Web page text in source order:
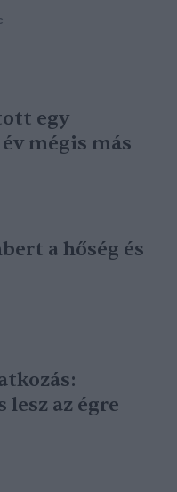
egy
mégis más
a hőség és
lesz az égre